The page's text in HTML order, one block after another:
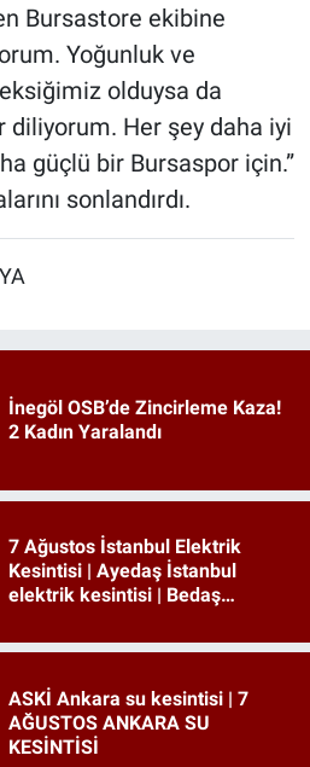
Bursastore ekibine
Yoğunluk ve
olduysa da
diliyorum. Her şey daha iyi
güçlü bir Bursaspor için.”
sonlandırdı.
İnegöl OSB’de Zincirleme Kaza!
2 Kadın Yaralandı
7 Ağustos İstanbul Elektrik
Kesintisi | Ayedaş İstanbul
elektrik kesintisi | Bedaş
ASKİ Ankara su kesintisi | 7
AĞUSTOS ANKARA SU
KESİNTİSİ